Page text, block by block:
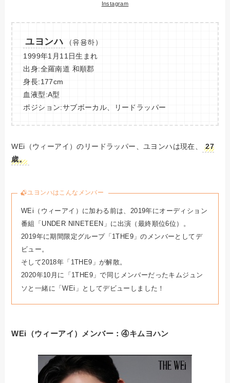
Instagram
ユヨンハ
（유용하）
1999年1月11日生まれ
出身:全羅南道 和順郡
身長:177cm
血液型:A型
ポジション:サブボーカル、リードラッパー
WEi（ウィーアイ）のリードラッパー、ユヨンハは現在、
27
歳。
ユヨンハはこんなメンバー
WEi（ウィーアイ）に加わる前は、2019年にオーディション
番組「UNDER NINETEEN」に出演（最終順位6位）。
2019年に期間限定グループ「1THE9」のメンバーとしてデ
ビュー。
そして2018年「1THE9」が解散。
2020年10月に「1THE9」で同じメンバーだったキムジュン
ソと一緒に「WEi」としてデビューしました！
WEi（ウィーアイ）メンバー：④キムヨハン